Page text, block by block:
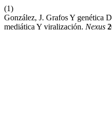
(1)
González, J. Grafos Y genética
mediática Y viralización. Nexus